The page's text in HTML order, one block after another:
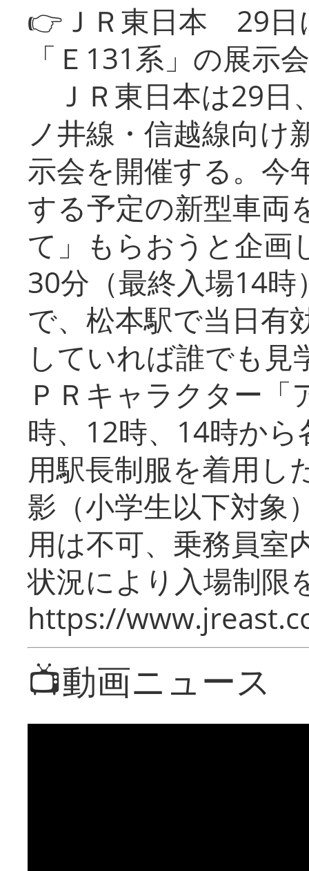
👉ＪＲ東日本 29日
「Ｅ131系」の展示会
ＪＲ東日本は29日
ノ井線・信越線向け
示会を開催する。今
する予定の新型車両
て」もらおうと企画
30分（最終入場14
で、松本駅で当日有
していれば誰でも
ＰＲキャラクター
時、12時、14時か
用駅長制服を着用し
影（小学生以下対象
用は不可、乗務員室
状況により入場制限
https://
📺動画ニュース